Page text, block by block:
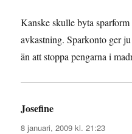
Kanske skulle byta
avkastning. Sparkonto ger
än att stoppa pengarna i
Josefine
8 januari, 2009 kl. 21:23